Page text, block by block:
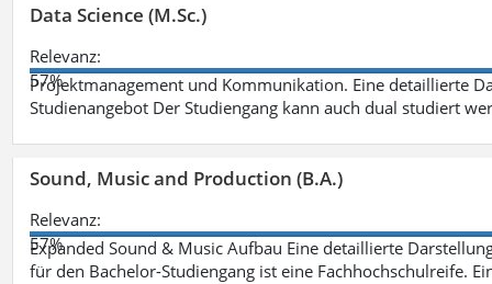
Data Science (M.Sc.)
Relevanz:
57%
Projektmanagement und Kommunikation. Eine detaillierte
Studienangebot Der Studiengang kann auch dual studiert
Sound, Music and Production (B.A.)
Relevanz:
57%
Expanded Sound & Music Aufbau Eine detaillierte
für den Bachelor-Studiengang ist eine Fachhochschulreife.